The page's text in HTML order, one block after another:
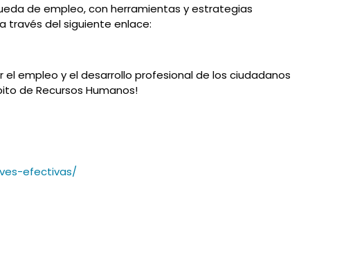
de empleo, con herramientas y estrategias
través del siguiente enlace:
empleo y el desarrollo profesional de los ciudadanos
de Recursos Humanos!
efectivas/